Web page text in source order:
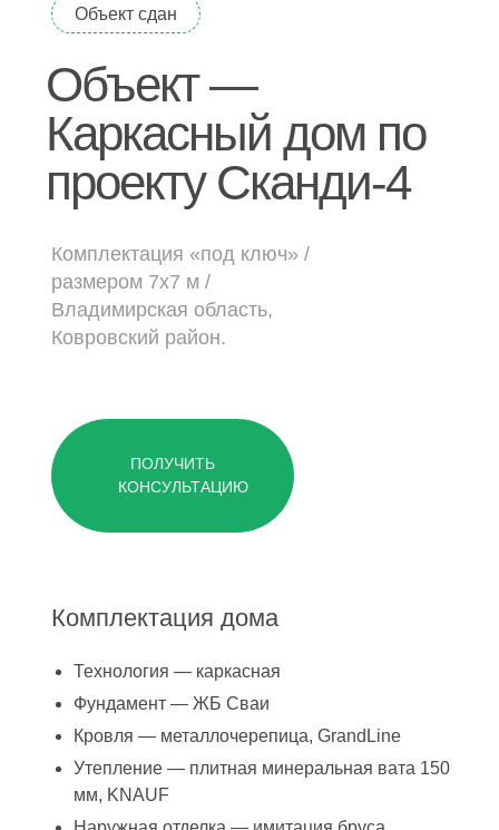
Дачные дома
[ о компании ]
Построенные объекты
Видеообзоры домов
Отзывы о компании
Контакты
[ выставочный дом-офис ]
[ наши соцсети ]
Объект сдан
Объект —
Каркасный дом по
проекту Сканди-4
Комплектация «под ключ» /
размером 7х7 м /
Владимирская область,
Ковровский район.
ПОЛУЧИТЬ
КОНСУЛЬТАЦИЮ
Комплектация дома
Технология — каркасная
Фундамент — ЖБ Сваи
Кровля — металлочерепица, GrandLine
Утепление — плитная минеральная вата 150
мм, KNAUF